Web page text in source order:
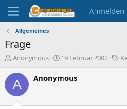
Anmelden
Allgemeines
Frage
E
s
t
Anonymous
E
s
19 Februar 2002
S
A Anonymous